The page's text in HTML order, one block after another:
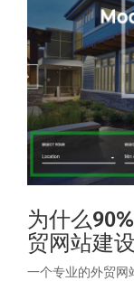
为什么
贸网站建
一个专业的外贸网